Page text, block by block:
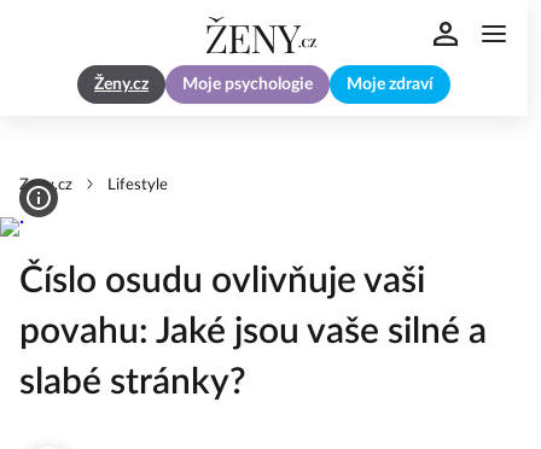
Ženy.cz Moje psychologie Moje zdraví
Zeny.cz Lifestyle
Číslo osudu ovlivňuje vaši
povahu: Jaké jsou vaše silné a
slabé stránky?